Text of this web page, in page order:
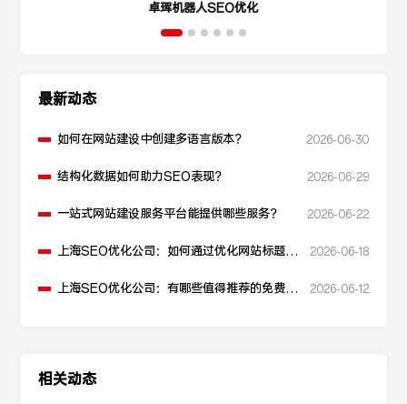
卓珲机器人SEO优化
最新动态
如何在网站建设中创建多语言版本？ 2026-06-30
结构化数据如何助力SEO表现？ 2026-06-29
一站式网站建设服务平台能提供哪些服务？ 2026-06-22
上海SEO优化公司：如何通过优化网站标题提
2026-06-18
上海SEO优化公司：有哪些值得推荐的免费
2026-06-12
相关动态